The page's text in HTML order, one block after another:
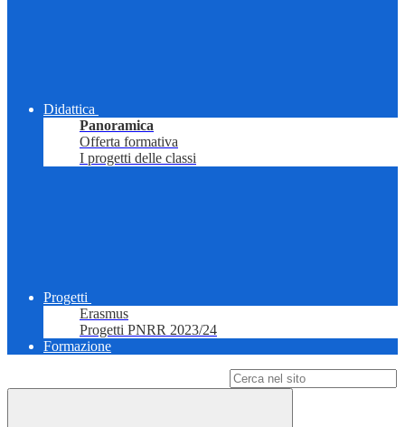
Didattica
Panoramica
Offerta formativa
I progetti delle classi
Progetti
Erasmus
Progetti PNRR 2023/24
Formazione